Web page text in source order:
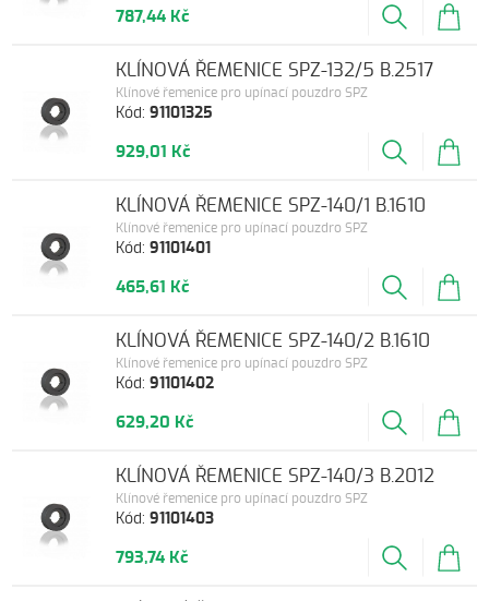
787,44 Kč
Kód:91101325
Klínové řemenice pro upínací pouzdro SPZ
KLÍNOVÁ ŘEMENICE SPZ-132/5 B.2517
929,01 Kč
Kód:91101401
Klínové řemenice pro upínací pouzdro SPZ
KLÍNOVÁ ŘEMENICE SPZ-140/1 B.1610
465,61 Kč
Kód:91101402
Klínové řemenice pro upínací pouzdro SPZ
KLÍNOVÁ ŘEMENICE SPZ-140/2 B.1610
629,20 Kč
Kód:91101403
Klínové řemenice pro upínací pouzdro SPZ
KLÍNOVÁ ŘEMENICE SPZ-140/3 B.2012
793,74 Kč